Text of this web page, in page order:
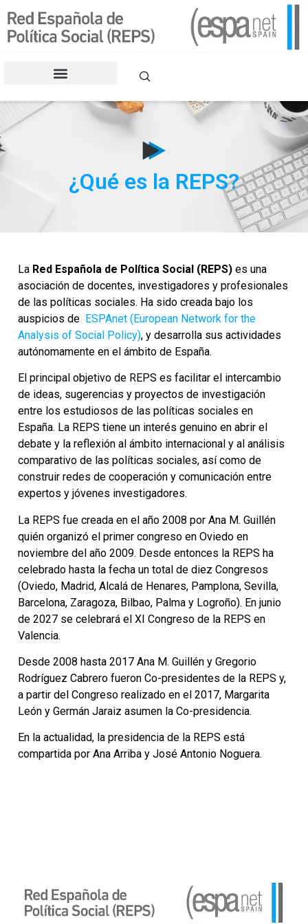
contenido
¿Qué es la REPS?
La Red Española de Política Social (REPS) es una
asociación de docentes, investigadores y profesionales
de las políticas sociales. Ha sido creada bajo los
auspicios de ESPAnet (European Network for the
Analysis of Social Policy), y desarrolla sus actividades
autónomamente en el ámbito de España.
El principal objetivo de REPS es facilitar el intercambio
de ideas, sugerencias y proyectos de investigación
entre los estudiosos de las políticas sociales en
España. La REPS tiene un interés genuino en abrir el
debate y la reflexión al ámbito internacional y al análisis
comparativo de las políticas sociales, así como de
construir redes de cooperación y comunicación entre
expertos y jóvenes investigadores.
La REPS fue creada en el año 2008 por Ana M. Guillén
quién organizó el primer congreso en Oviedo en
noviembre del año 2009. Desde entonces la REPS ha
celebrado hasta la fecha un total de diez Congresos
(Oviedo, Madrid, Alcalá de Henares, Pamplona, Sevilla,
Barcelona, Zaragoza, Bilbao, Palma y Logroño). En junio
de 2027 se celebrará el XI Congreso de la REPS en
Valencia.
Desde 2008 hasta 2017 Ana M. Guillén y Gregorio
Rodríguez Cabrero fueron Co-presidentes de la REPS y,
a partir del Congreso realizado en el 2017, Margarita
León y Germán Jaraiz asumen la Co-presidencia.
En la actualidad, la presidencia de la REPS está
compartida por Ana Arriba y José Antonio Noguera.